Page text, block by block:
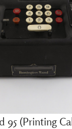
95 (Printing